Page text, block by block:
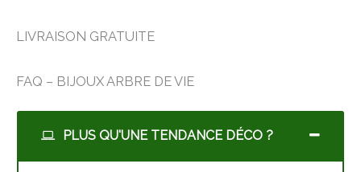
LIVRAISON GRATUITE
FAQ – BIJOUX ARBRE DE VIE
PLUS QU'UNE TENDANCE DÉCO ?